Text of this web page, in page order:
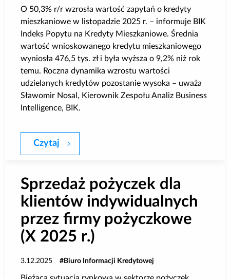
O 50,3% r/r wzrosła wartość zapytań o kredyty
mieszkaniowe w listopadzie 2025 r. – informuje BIK
Indeks Popytu na Kredyty Mieszkaniowe. Średnia
wartość wnioskowanego kredytu mieszkaniowego
wyniosła 476,5 tys. zł i była wyższa o 9,2% niż rok
temu. Roczna dynamika wzrostu wartości
udzielanych kredytów pozostanie wysoka – uważa
Sławomir Nosal, Kierownik Zespołu Analiz Business
Intelligence, BIK.
Czytaj BIK: o 50,3% r/r wzrosła wartość
Sprzedaż pożyczek dla
klientów indywidualnych
przez firmy pożyczkowe
(X 2025 r.)
3.12.2025 Biuro Informacji Kredytowej